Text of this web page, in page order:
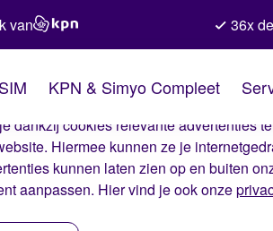
deze cookies zorgen wij ervoor dat je
dankzij cookies relevante advertenties
Hiermee kunnen ze je
kunnen laten zien op en buiten
aanpassen. Hier vind je ook onze
van 36x
KPN & Simyo Compleet